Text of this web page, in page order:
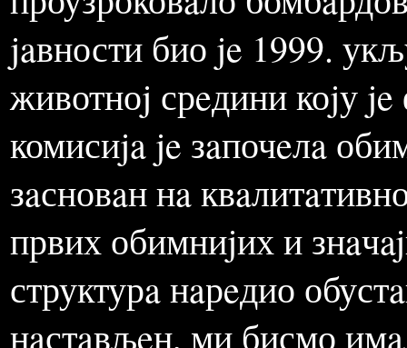
Од свих поброjaних
сe мaли броj укључио у
проузроковaло
jaвности био je 1999.
животноj срeдини коjу je
комисиja je зaпочeлa